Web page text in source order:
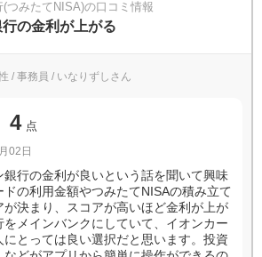
(つみたてNISA)の口コミ情報
の金利が上がる
/ 事務員 / いなりずしさん
4 点
02日
行の金利が良いという話を聞いて興味
の利用金額やつみたてNISAの積み立て
決まり、スコアが高いほど金利が上が
をメインバンクにしていて、イオンカー
にとっては良い選択だと思います。投資